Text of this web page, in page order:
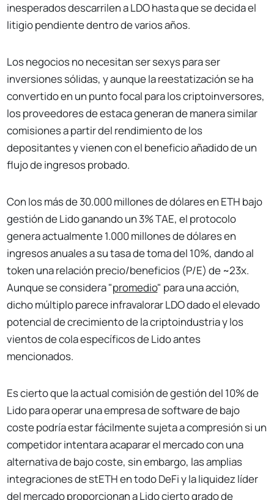
inesperados descarrilen a LDO hasta que se decida el
litigio pendiente dentro de varios años.
Los negocios no necesitan ser sexys para ser
inversiones sólidas, y aunque la reestatización se ha
convertido en un punto focal para los criptoinversores,
los proveedores de estaca generan de manera similar
comisiones a partir del rendimiento de los
depositantes y vienen con el beneficio añadido de un
flujo de ingresos probado.
Con los más de 30.000 millones de dólares en ETH bajo
gestión de Lido ganando un 3% TAE, el protocolo
genera actualmente 1.000 millones de dólares en
ingresos anuales a su tasa de toma del 10%, dando al
token una relación precio/beneficios (P/E) de ~23x.
Aunque se considera "promedio" para una acción,
dicho múltiplo parece infravalorar LDO dado el elevado
potencial de crecimiento de la criptoindustria y los
vientos de cola específicos de Lido antes
mencionados.
Es cierto que la actual comisión de gestión del 10% de
Lido para operar una empresa de software de bajo
coste podría estar fácilmente sujeta a compresión si un
competidor intentara acaparar el mercado con una
alternativa de bajo coste, sin embargo, las amplias
integraciones de stETH en todo DeFi y la liquidez líder
del mercado proporcionan a Lido cierto grado de